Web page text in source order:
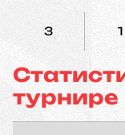
3 1
турнире